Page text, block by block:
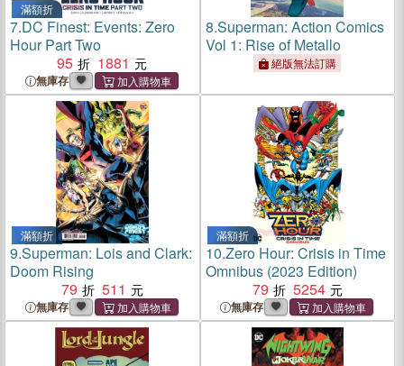
滿額折
7.DC Finest: Events: Zero
Hour Part Two
95
1881
無庫存
8.Superman: Action Comics
Vol 1: Rise of Metallo
絕版無法訂購
滿額折
9.Superman: Lois and Clark:
Doom Rising
79
511
無庫存
滿額折
10.Zero Hour: Crisis in Time
Omnibus (2023 Edition)
79
5254
無庫存